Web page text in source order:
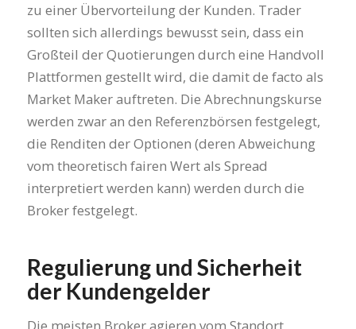
zu einer Übervorteilung der Kunden. Trader
sollten sich allerdings bewusst sein, dass ein
Großteil der Quotierungen durch eine Handvoll
Plattformen gestellt wird, die damit de facto als
Market Maker auftreten. Die Abrechnungskurse
werden zwar an den Referenzbörsen festgelegt,
die Renditen der Optionen (deren Abweichung
vom theoretisch fairen Wert als Spread
interpretiert werden kann) werden durch die
Broker festgelegt.
Regulierung und Sicherheit
der Kundengelder
Die meisten Broker agieren vom Standort